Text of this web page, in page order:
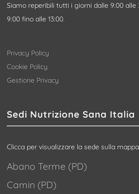
Siamo reperibili tutti i giorni dalle 9:00 alle
9:00 fino alle 13:00.
Privacy Policy
Cookie Policy
Gestione Privacy
Sedi Nutrizione Sana Italia
Clicca per visualizzare la sede sulla mappa
Abano Terme (PD)
Camin (PD)